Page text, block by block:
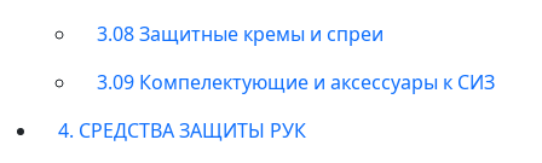
3.08 Защитные кремы и спреи
3.09 Компелектующие и аксессуары к СИЗ
4. СРЕДСТВА ЗАЩИТЫ РУК